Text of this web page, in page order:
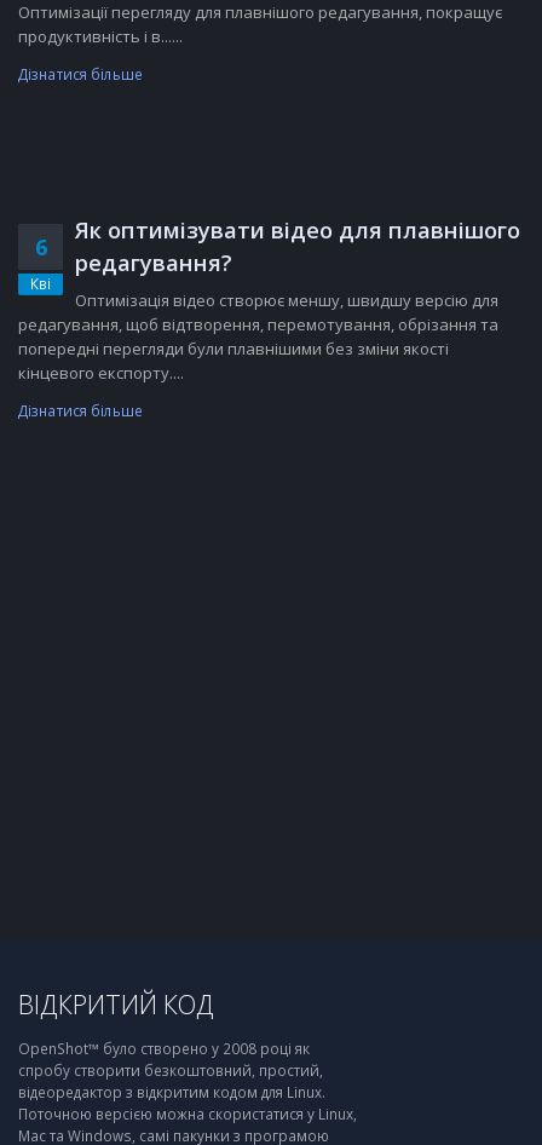
Оптимізації перегляду для плавнішого редагування, покращує
продуктивність і в......
Дізнатися більше
6
Кві
Як оптимізувати відео для плавнішого
редагування?
Оптимізація відео створює меншу, швидшу версію для
редагування, щоб відтворення, перемотування, обрізання та
попередні перегляди були плавнішими без зміни якості
кінцевого експорту....
Дізнатися більше
ВІДКРИТИЙ КОД
OpenShot™ було створено у 2008 році як
спробу створити безкоштовний, простий,
відеоредактор з відкритим кодом для Linux.
Поточною версією можна скористатися у Linux,
Mac та Windows, самі пакунки з програмою